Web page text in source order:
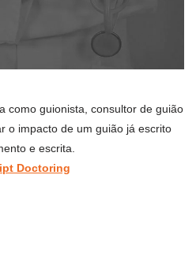
como guionista, consultor de guião
o impacto de um guião já escrito
e escrita.
Doctoring